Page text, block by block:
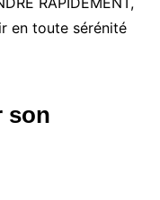
en toute sérénité
son